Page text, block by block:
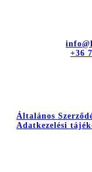
+36
Általános
Adatkezelési